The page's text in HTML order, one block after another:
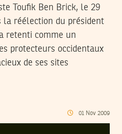
Toufik Ben Brick, le 29
la réélection du président
retenti comme un
protecteurs occidentaux
de ses sites
01 Nov 2009